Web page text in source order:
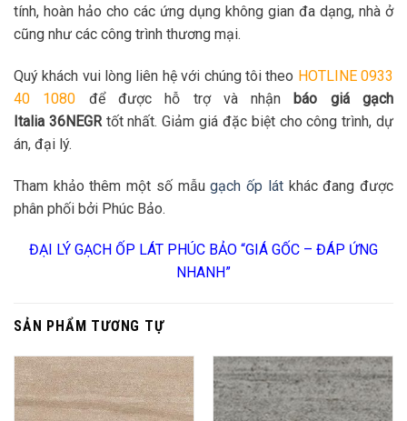
tính, hoàn hảo cho các ứng dụng không gian đa dạng, nhà ở
cũng như các công trình thương mại.
Quý khách vui lòng liên hệ với chúng tôi theo HOTLINE 0933
40 1080 để được hỗ trợ và nhận báo giá gạch
Italia 36NEGR tốt nhất. Giảm giá đặc biệt cho công trình, dự
án, đại lý.
Tham khảo thêm một số mẫugạch ốp látkhác đang được
phân phối bởi Phúc Bảo.
ĐẠI LÝ GẠCH ỐP LÁT PHÚC BẢO “GIÁ GỐC – ĐÁP ỨNG
NHANH”
SẢN PHẨM TƯƠNG TỰ